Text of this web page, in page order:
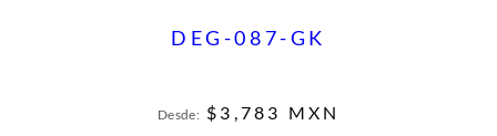
DEG-087-GK
Desde: $ 3,783 MXN